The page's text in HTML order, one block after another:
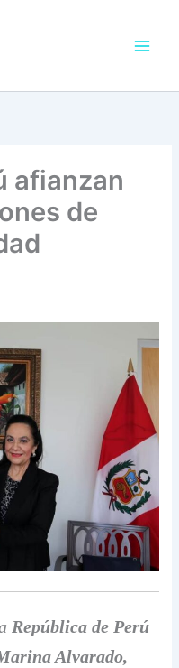
afianzan
de
República de Perú
Alvarado,